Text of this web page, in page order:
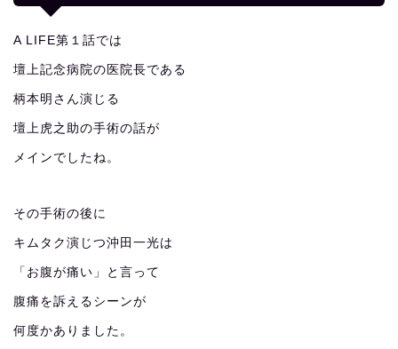
A LIFE第１話では
壇上記念病院の医院長である
柄本明さん演じる
壇上虎之助の手術の話が
メインでしたね。
その手術の後に
キムタク演じつ沖田一光は
「お腹が痛い」と言って
腹痛を訴えるシーンが
何度かありました。